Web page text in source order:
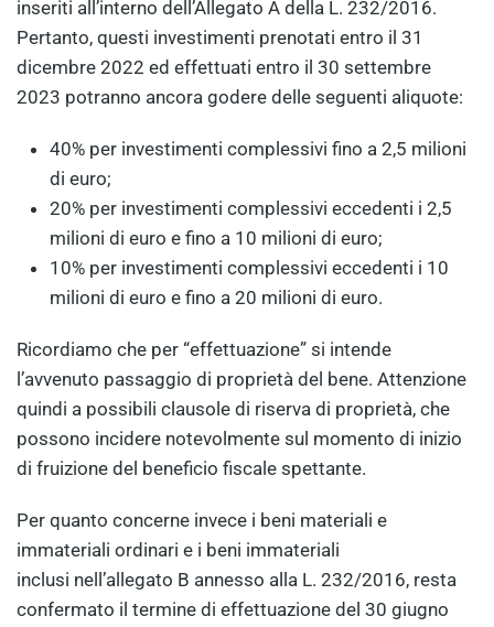
inseriti all’interno dell’Allegato A della L. 232/2016.
Pertanto, questi investimenti prenotati entro il 31
dicembre 2022 ed effettuati entro il 30 settembre
2023 potranno ancora godere delle seguenti aliquote:
40% per investimenti complessivi fino a 2,5 milioni
di euro;
20% per investimenti complessivi eccedenti i 2,5
milioni di euro e fino a 10 milioni di euro;
10% per investimenti complessivi eccedenti i 10
milioni di euro e fino a 20 milioni di euro.
Ricordiamo che per “effettuazione” si intende
l’avvenuto passaggio di proprietà del bene. Attenzione
quindi a possibili clausole di riserva di proprietà, che
possono incidere notevolmente sul momento di inizio
di fruizione del beneficio fiscale spettante.
Per quanto concerne invece i beni materiali e
immateriali ordinari e i beni immateriali
inclusi nell’allegato B annesso alla L. 232/2016, resta
confermato il termine di effettuazione del 30 giugno